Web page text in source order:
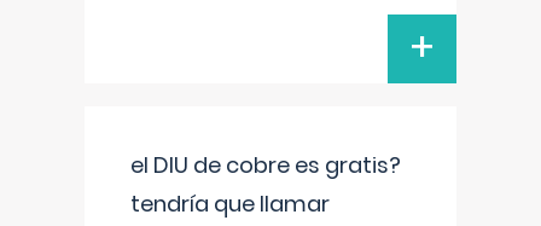
+
el DIU de cobre es gratis?
tendría que llamar